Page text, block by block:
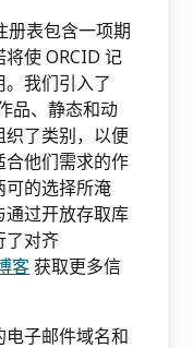
册表包含一项期
使 ORCID 记
我们引入了
品、静态和动
了类别，以便
他们需求的作
可的选择所淹
过开放存取库
了对齐
客获取更多信
子邮件域名和